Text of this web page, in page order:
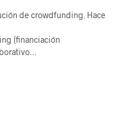
de crowdfunding. Hace
(financiación